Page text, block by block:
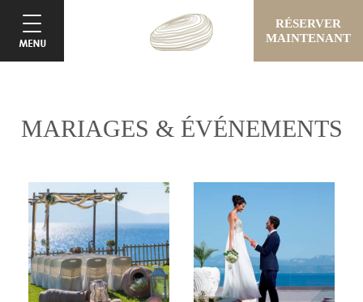
RÉSERVER
MAINTENANT
MARIAGES & ÉVÉNEMENTS